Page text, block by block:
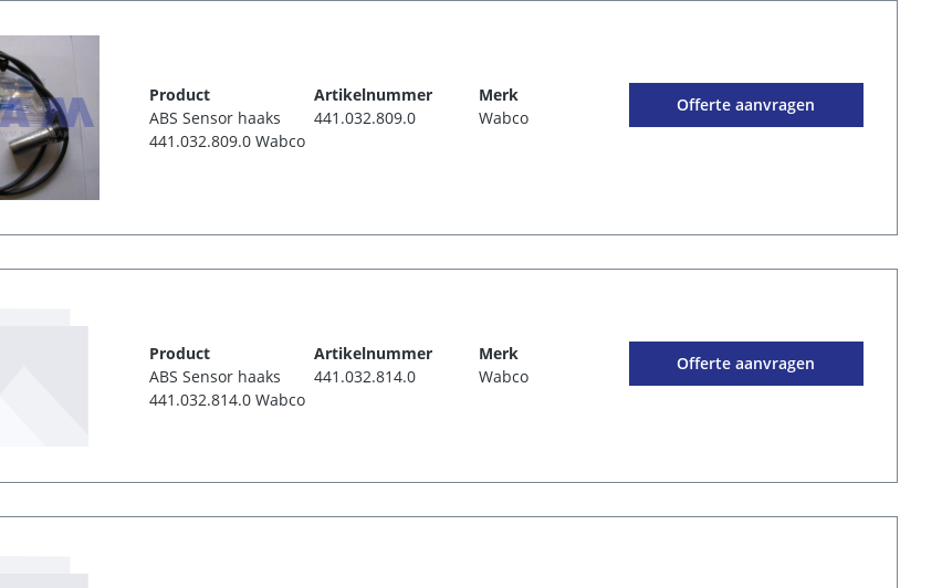
Product
ABS Sensor haaks
441.032.809.0 Wabco
Artikelnummer
441.032.809.0
Merk
Wabco
Offerte aanvragen
Product
ABS Sensor haaks
441.032.814.0 Wabco
Artikelnummer
441.032.814.0
Merk
Wabco
Offerte aanvragen